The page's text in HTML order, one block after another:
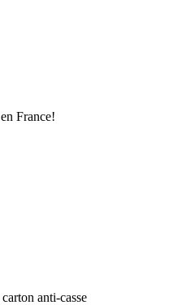
France!
anti-casse